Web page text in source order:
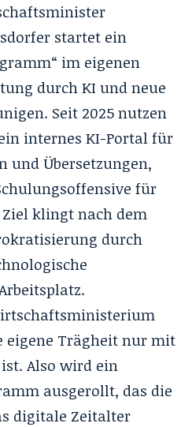
startet ein
im eigenen
durch KI und neue
Seit 2025 nutzen
internes KI-Portal für
und Übersetzungen,
für
klingt nach dem
durch
eigene Trägheit nur mit
Also wird ein
ausgerollt, das die
digitale Zeitalter